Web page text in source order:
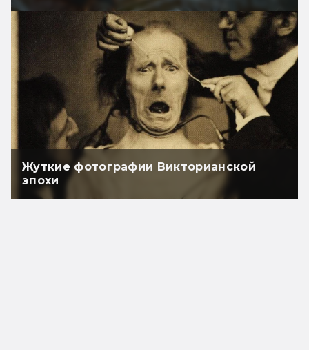
Жуткие фотографии Викторианской
эпохи